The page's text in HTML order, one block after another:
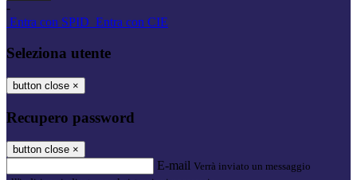
-
Entra con SPID Entra con CIE
Seleziona utente
button close ×
Recupero password
button close ×
E-mail Verrà inviato un messaggio